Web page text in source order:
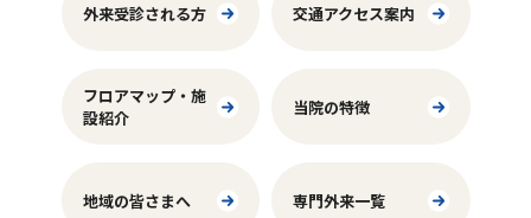
外来受診される方 交通アクセス案内
フロアマップ・施
設紹介
当院の特徴
地域の皆さまへ 専門外来一覧